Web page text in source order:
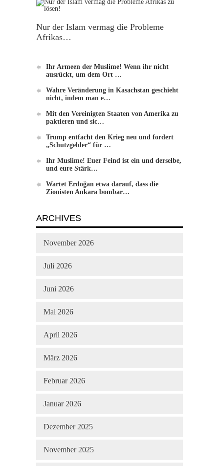
Nur der Islam vermag die Probleme
Afrikas…
Ihr Armeen der Muslime! Wenn ihr nicht
ausrückt, um dem Ort …
Wahre Veränderung in Kasachstan geschieht
nicht, indem man e…
Mit den Vereinigten Staaten von Amerika zu
paktieren und sic…
Trump entfacht den Krieg neu und fordert
„Schutzgelder“ für …
Ihr Muslime! Euer Feind ist ein und derselbe,
und eure Stärk…
Wartet Erdoğan etwa darauf, dass die
Zionisten Ankara bombar…
ARCHIVES
November 2026
Juli 2026
Juni 2026
Mai 2026
April 2026
März 2026
Februar 2026
Januar 2026
Dezember 2025
November 2025